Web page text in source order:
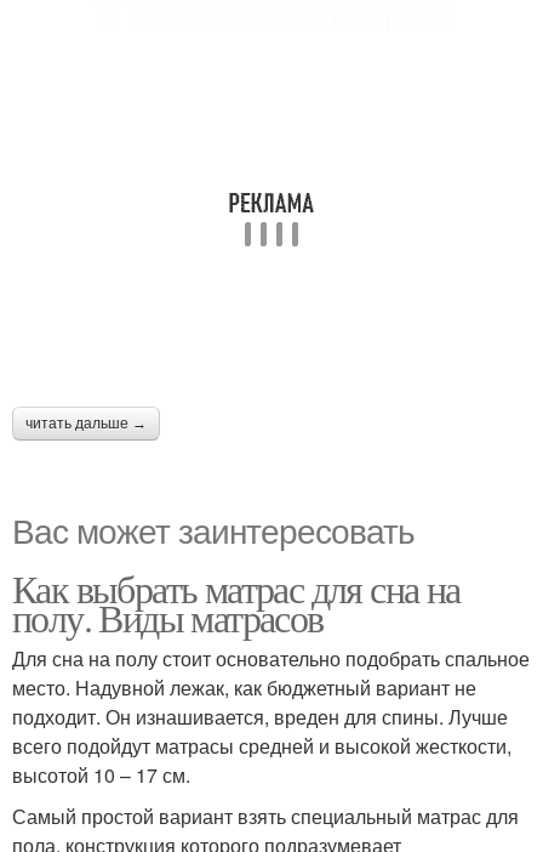
читать дальше →
Вас может заинтересовать
Как выбрать матрас для сна на
полу. Виды матрасов
Для сна на полу стоит основательно подобрать спальное
место. Надувной лежак, как бюджетный вариант не
подходит. Он изнашивается, вреден для спины. Лучше
всего подойдут матрасы средней и высокой жесткости,
высотой 10 – 17 см.
Самый простой вариант взять специальный матрас для
пола, конструкция которого подразумевает